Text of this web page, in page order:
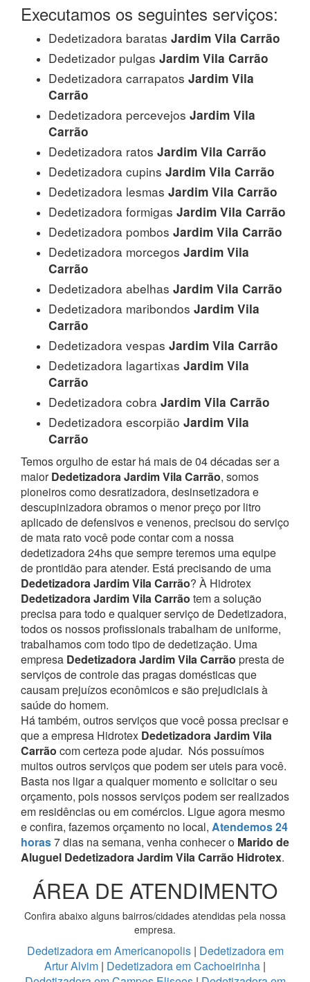
Executamos os seguintes serviços:
Dedetizadora baratas Jardim Vila Carrão
Dedetizador pulgas Jardim Vila Carrão
Dedetizadora carrapatos Jardim Vila
Carrão
Dedetizadora percevejos Jardim Vila
Carrão
Dedetizadora ratos Jardim Vila Carrão
Dedetizadora cupins Jardim Vila Carrão
Dedetizadora lesmas Jardim Vila Carrão
Dedetizadora formigas Jardim Vila Carrão
Dedetizadora pombos Jardim Vila Carrão
Dedetizadora morcegos Jardim Vila
Carrão
Dedetizadora abelhas Jardim Vila Carrão
Dedetizadora maribondos Jardim Vila
Carrão
Dedetizadora vespas Jardim Vila Carrão
Dedetizadora lagartixas Jardim Vila
Carrão
Dedetizadora cobra Jardim Vila Carrão
Dedetizadora escorpião Jardim Vila
Carrão
Temos orgulho de estar há mais de 04 décadas ser a
maiorDedetizadora Jardim Vila Carrão, somos
pioneiros como desratizadora, desinsetizadora e
descupinizadora obramos o menor preço por litro
aplicado de defensivos e venenos, precisou do serviço
de mata rato você pode contar com a nossa
dedetizadora 24hs que sempre teremos uma equipe
de prontidão para atender. Está precisando de uma
Dedetizadora Jardim Vila Carrão? À Hidrotex
Dedetizadora Jardim Vila Carrão tem a solução
precisa para todo e qualquer serviço de Dedetizadora,
todos os nossos profissionais trabalham de uniforme,
trabalhamos com todo tipo de dedetização. Uma
empresa Dedetizadora Jardim Vila Carrão presta de
serviços de controle das pragas domésticas que
causam prejuízos econômicos e são prejudiciais à
saúde do homem.
Há também, outros serviços que você possa precisar e
que a empresa Hidrotex Dedetizadora Jardim Vila
Carrão com certeza pode ajudar. Nós possuímos
muitos outros serviços que podem ser uteis para você.
Basta nos ligar a qualquer momento e solicitar o seu
orçamento, pois nossos serviços podem ser realizados
em residências ou em comércios. Ligue agora mesmo
e confira, fazemos orçamento no local, Atendemos 24
horas7 dias na semana, venha conhecer o Marido de
Aluguel Dedetizadora Jardim Vila Carrão Hidrotex.
ÁREA DE ATENDIMENTO
Confira abaixo alguns bairros/cidades atendidas pela nossa
empresa.
Dedetizadora em Americanopolis | Dedetizadora em
Artur Alvim | Dedetizadora em Cachoeirinha |